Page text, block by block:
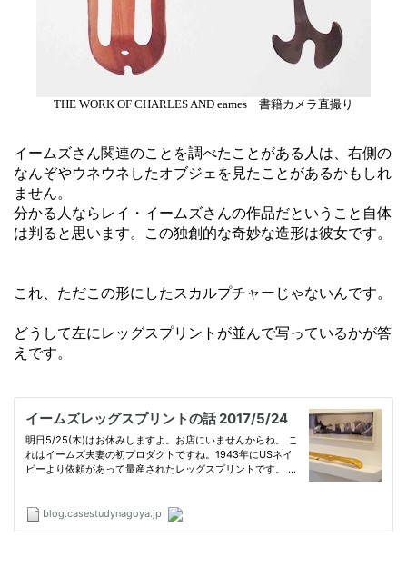
THE WORK OF CHARLES AND eames 書籍カメラ直撮り
イームズさん関連のことを調べたことがある人は、右側の
なんぞやウネウネしたオブジェを見たことがあるかもしれ
ません。
分かる人ならレイ・イームズさんの作品だということ自体
は判ると思います。この独創的な奇妙な造形は彼女です。
これ、ただこの形にしたスカルプチャーじゃないんです。
どうして左にレッグスプリントが並んで写っているかが答
えです。